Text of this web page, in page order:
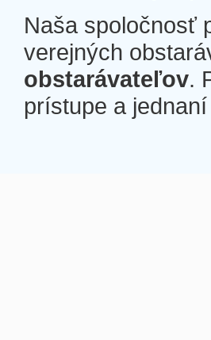
Naša spoločnosť
verejných
obstarávateľov.
prístupe a